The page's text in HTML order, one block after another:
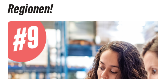
Regionen!